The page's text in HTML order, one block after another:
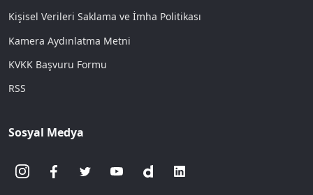
Kişisel Verileri Saklama ve İmha Politikası
Kamera Aydınlatma Metni
KVKK Başvuru Formu
RSS
Sosyal Medya